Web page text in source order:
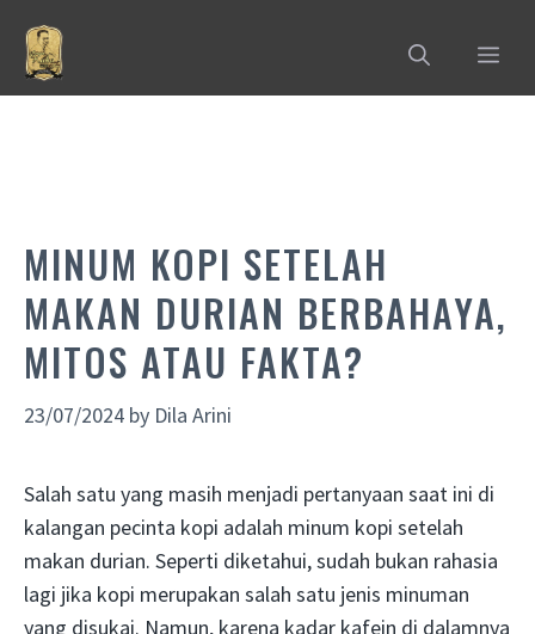
content
MINUM KOPI SETELAH
MAKAN DURIAN BERBAHAYA,
MITOS ATAU FAKTA?
23/07/2024 by Dila Arini
Salah satu yang masih menjadi pertanyaan saat ini di
kalangan pecinta kopi adalah minum kopi setelah
makan durian. Seperti diketahui, sudah bukan rahasia
lagi jika kopi merupakan salah satu jenis minuman
yang disukai. Namun, karena kadar kafein di dalamnya